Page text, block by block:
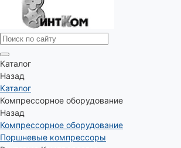
Каталог
Назад
Каталог
Компрессорное оборудование
Назад
Компрессорное оборудование
Поршневые компрессоры